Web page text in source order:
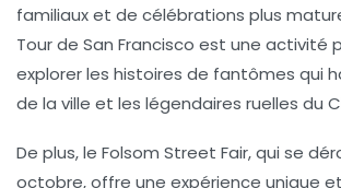
familiaux et de célébrations plus
Tour de San Francisco est une activité
explorer les histoires de fantômes qui
de la ville et les légendaires ruelles du
De plus, le Folsom Street Fair, qui se
octobre, offre une expérience unique